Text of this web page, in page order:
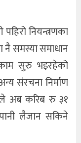
नियन्त्रणका
नै समस्या समाधान
सुरु भइरहेको
संरचना निर्माण
अब करिब रु ३१
लैजान सकिने